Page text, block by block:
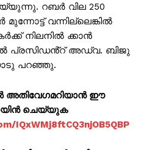
റബർ വില 250
വന്നില്ലെങ്കിൽ
നിലനിൽ ക്കാൻ
പ്രസിഡൻ്റ് അഡ്വ. ബിജു
പറഞ്ഞു.
അതിവേഗമറിയാൻ ഈ
ചെയ്യുക
IQxWMj8ftCQ3njOB5QBP